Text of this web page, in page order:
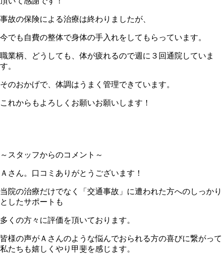
事故の保険による治療は終わりましたが、
今でも自費の整体で身体の手入れをしてもらっています。
職業柄、どうしても、体が疲れるので週に３回通院していま
す。
そのおかげで、体調はうまく管理できています。
これからもよろしくお願いお願いします！
～スタッフからのコメント～
Ａさん。口コミありがとうございます！
当院の治療だけでなく「交通事故」に遭われた方へのしっかり
としたサポートも
多くの方々に評価を頂いております。
皆様の声がＡさんのような悩んでおられる方の喜びに繋がって
私たちも嬉しくやり甲斐を感じます。